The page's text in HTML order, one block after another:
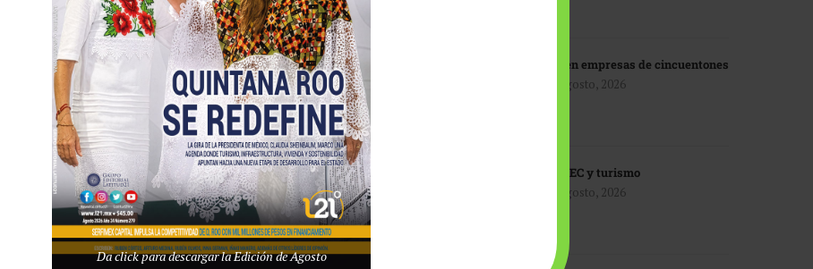
Tecnológico de Monterrey
3 agosto, 2026
Promoción turística con visión
1 abril, 2026
Industria global en
reconfiguración
IA en empresas de cincuentones
3 agosto, 2026
TMEC y turismo
3 agosto, 2026
Da click para descargar la Edición de Agosto